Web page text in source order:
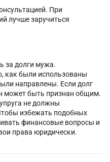
При
лучше заручиться
за долги мужа.
как были использованы
направлены. Если долг
может быть признан общим.
не должны
избежать подобных
финансовые вопросы и
права юридически.